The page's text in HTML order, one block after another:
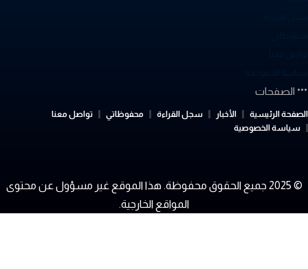
الخصوصية
الصفحات
الرئيسية الأخبار سجل القراءة محفوظاتي
تواصل معنا
سياسة الخصوصية
© 2025 جميع الحقوق محفوظة. هذا الموقع غير مسؤول عن محتوى
المواقع الخارجية.